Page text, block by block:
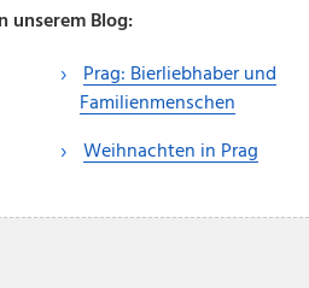
unserem Blog:
Prag: Bierliebhaber und
Familienmenschen
Weihnachten in Prag